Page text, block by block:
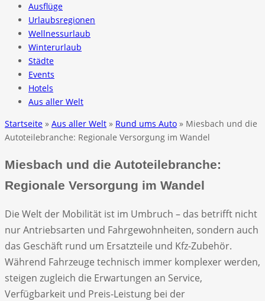
Ausflüge
Urlaubsregionen
Wellnessurlaub
Winterurlaub
Städte
Events
Hotels
Aus aller Welt
Startseite » Aus aller Welt » Rund ums Auto » Miesbach und die
Autoteilebranche: Regionale Versorgung im Wandel
Miesbach und die Autoteilebranche:
Regionale Versorgung im Wandel
Die Welt der Mobilität ist im Umbruch – das betrifft nicht
nur Antriebsarten und Fahrgewohnheiten, sondern auch
das Geschäft rund um Ersatzteile und Kfz-Zubehör.
Während Fahrzeuge technisch immer komplexer werden,
steigen zugleich die Erwartungen an Service,
Verfügbarkeit und Preis-Leistung bei der